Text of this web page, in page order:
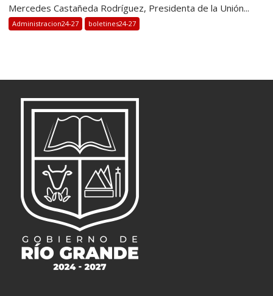
Mercedes Castañeda Rodríguez, Presidenta de la Unión...
Administracion24-27 boletines24-27